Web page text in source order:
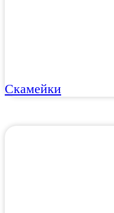
Скамейки